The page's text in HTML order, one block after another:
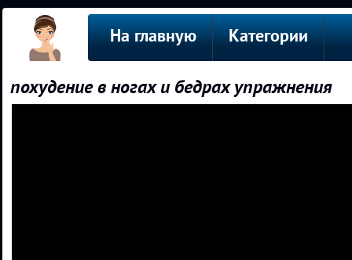
На главную Категории
похудение в ногах и бедрах упражнения